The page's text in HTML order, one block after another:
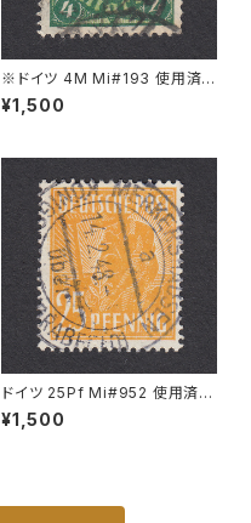
※ドイツ 4M Mi#193 使用済
み切手｜VARREL 30.11.1922
¥1,500
ドイツ 25Pf Mi#952 使用済み
切手｜MERKERSHAUSEN 14.
2.1948
¥1,500